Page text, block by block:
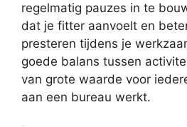
regelmatig pauzes in te
dat je fitter aanvoelt en
presteren tijdens je
goede balans tussen
van grote waarde voor
aan een bureau werkt.